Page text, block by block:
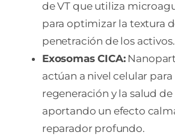
de VT que utiliza
para optimizar la textura
penetración de los activos.
Exosomas CICA:
actúan a nivel celular
regeneración y la salud de
aportando un efecto
reparador profundo.